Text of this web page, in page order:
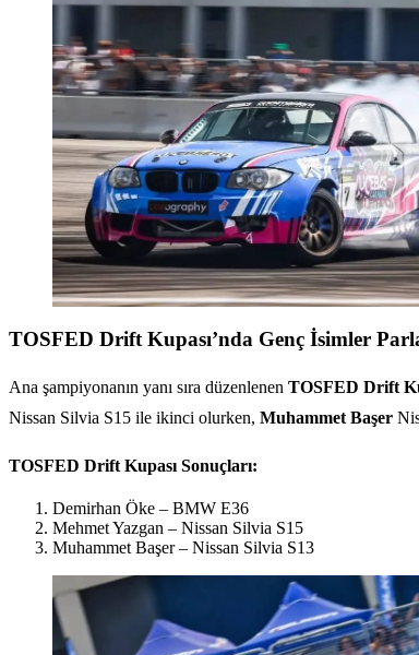
TOSFED Drift Kupası’nda Genç İsimler
Ana şampiyonanın yanı sıra düzenlenen TOSFED Drift
Nissan Silvia S15 ile ikinci olurken, Muhammet Başer
TOSFED Drift Kupası Sonuçları:
Demirhan Öke – BMW E36
Mehmet Yazgan – Nissan Silvia S15
Muhammet Başer – Nissan Silvia S13